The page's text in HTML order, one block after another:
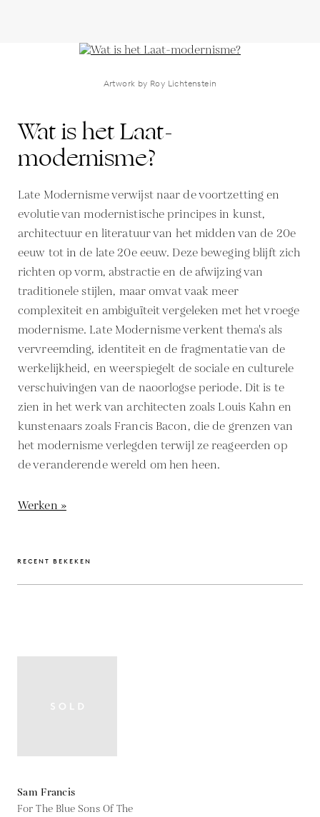
Artwork by Roy Lichtenstein
Wat is het Laat-
modernisme?
Late Modernisme verwijst naar de voortzetting en
evolutie van modernistische principes in kunst,
architectuur en literatuur van het midden van de 20e
eeuw tot in de late 20e eeuw. Deze beweging blijft zich
richten op vorm, abstractie en de afwijzing van
traditionele stijlen, maar omvat vaak meer
complexiteit en ambiguïteit vergeleken met het vroege
modernisme. Late Modernisme verkent thema's als
vervreemding, identiteit en de fragmentatie van de
werkelijkheid, en weerspiegelt de sociale en culturele
verschuivingen van de naoorlogse periode. Dit is te
zien in het werk van architecten zoals Louis Kahn en
kunstenaars zoals Francis Bacon, die de grenzen van
het modernisme verlegden terwijl ze reageerden op
de veranderende wereld om hen heen.
Werken »
RECENT BEKEKEN
Sam Francis
For The Blue Sons Of The